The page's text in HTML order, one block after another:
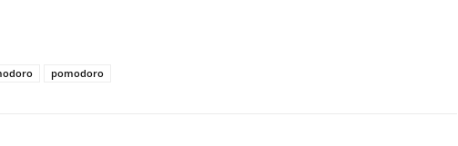
pomodoro